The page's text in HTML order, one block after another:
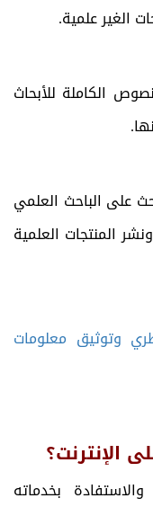
الغير علمية.
الكاملة للأبحاث
على الباحث العلمي
المنتجات العلمية
وتوثيق معلومات
الإنترنت؟
بخدماته